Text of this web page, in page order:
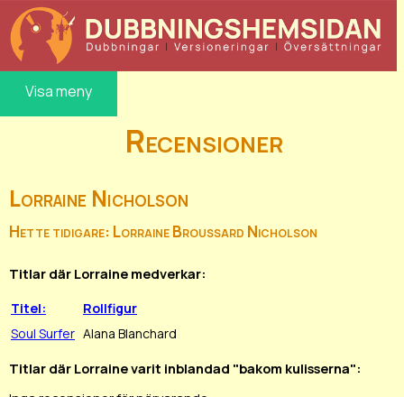
Visa meny
Recensioner
Lorraine Nicholson
Hette tidigare: Lorraine Broussard Nicholson
Titlar där Lorraine medverkar:
Titel:
Rollfigur
Soul Surfer Alana Blanchard
Titlar där Lorraine varit inblandad "bakom kulisserna":